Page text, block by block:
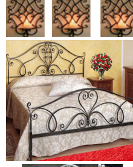
Xích đu sắt 01
Dễ dàng vận chuyển, lắp đặt Kích
Thước: (D)1300 x (W)1000 x...
Mẫu giường sắt đẹp _ 51
Giường sắt đẹp phong cách hiện
đại phù hợp nhiều lứa tuổi